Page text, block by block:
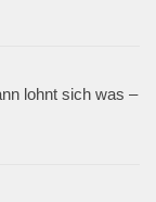
lohnt sich was –